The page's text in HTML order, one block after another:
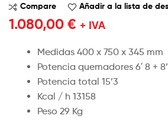
Compare Añadir a la lista de
1.080,00 € + IVA
Medidas 400 x 750 x 345 mm
Potencia quemadores 6′ 8 +
Potencia total 15’3
Kcal / h 13158
Peso 29 Kg